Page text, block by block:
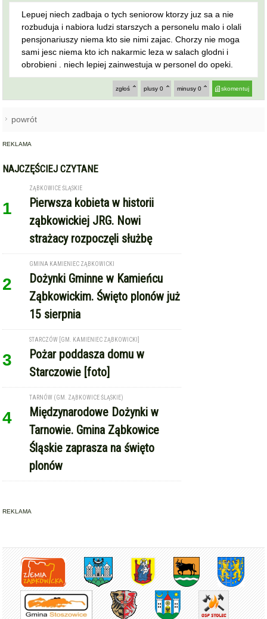
Lepuej niech zadbaja o tych seniorow ktorzy juz sa a nie
rozbuduja i nabiora ludzi starszych a personelu malo i olali
pensjonariuszy niema kto sie nimi zajac. Chorzy nie moga
sami jesc niema kto ich nakarmic leza w salach glodni i
obrobieni . niech lepiej zainwestuja w personel do opeki.
skomentuj
minusy 0
plusy 0
zgłoś
powrót
REKLAMA
NAJCZĘŚCIEJ CZYTANE
1
ZĄBKOWICE ŚLĄSKIE
Pierwsza kobieta w historii
ząbkowickiej JRG. Nowi
strażacy rozpoczęli służbę
2
GMINA KAMIENIEC ZĄBKOWICKI
Dożynki Gminne w Kamieńcu
Ząbkowickim. Święto plonów już
15 sierpnia
3
STARCZÓW [GM. KAMIENIEC ZĄBKOWICKI]
Pożar poddasza domu w
Starczowie [foto]
4
TARNÓW (GM. ZĄBKOWICE ŚLĄSKIE)
Międzynarodowe Dożynki w
Tarnowie. Gmina Ząbkowice
Śląskie zaprasza na święto
plonów
REKLAMA